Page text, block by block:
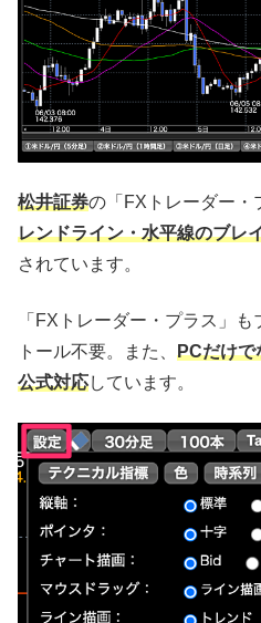
松井証券の「FXトレーダー・
レンドライン・水平線のブレ
されています。
「FXトレーダー・プラス」
トール不要。また、 PCだけで
公式対応しています。